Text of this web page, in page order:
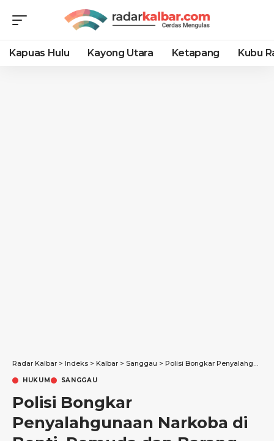
Kapuas Hulu Kayong Utara Ketapang Kubu
Radar Kalbar > Indeks > Kalbar > Sanggau > Polisi Bongkar Penyalahgunaan Narkoba di Bonti, Pemuda dan Barang Bukti Diamankan
HUKUM SANGGAU
Polisi Bongkar
Penyalahgunaan Narkoba di